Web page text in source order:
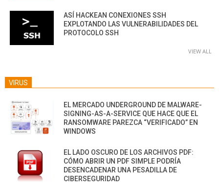
ASÍ HACKEAN CONEXIONES SSH
EXPLOTANDO LAS VULNERABILIDADES DEL
PROTOCOLO SSH
VIEW ALL
VIRUS
EL MERCADO UNDERGROUND DE MALWARE-
SIGNING-AS-A-SERVICE QUE HACE QUE EL
RANSOMWARE PAREZCA “VERIFICADO” EN
WINDOWS
EL LADO OSCURO DE LOS ARCHIVOS PDF:
CÓMO ABRIR UN PDF SIMPLE PODRÍA
DESENCADENAR UNA PESADILLA DE
CIBERSEGURIDAD